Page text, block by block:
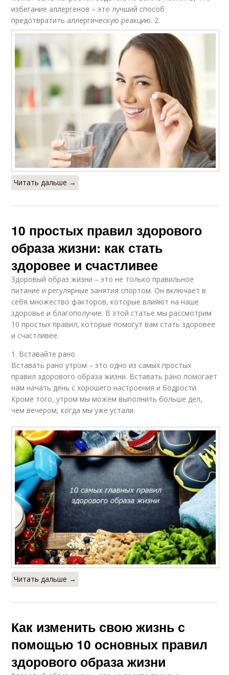
избегание аллергенов – это лучший способ
предотвратить аллергическую реакцию. 2.
Читать дальше →
10 простых правил здорового
образа жизни: как стать
здоровее и счастливее
Здоровый образ жизни – это не только правильное
питание и регулярные занятия спортом. Он включает в
себя множество факторов, которые влияют на наше
здоровье и благополучие. В этой статье мы рассмотрим
10 простых правил, которые помогут вам стать здоровее
и счастливее.
1. Вставайте рано
Вставать рано утром – это одно из самых простых
правил здорового образа жизни. Вставать рано помогает
нам начать день с хорошего настроения и бодрости.
Кроме того, утром мы можем выполнить больше дел,
чем вечером, когда мы уже устали.
Читать дальше →
Как изменить свою жизнь с
помощью 10 основных правил
здорового образа жизни